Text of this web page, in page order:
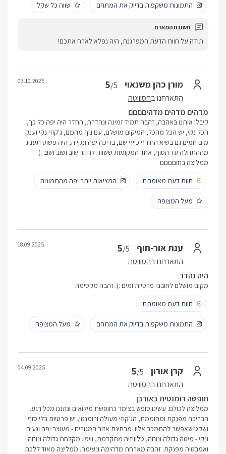
התמונות משקפות בדיוק את המתחם שווה כל שקל
תודה על חוות הדעת המפרגנת, היה נפלא לארח אתכם!
מורן כהן משנאוי 5/5
התארחנו בהסוויטה
03.10.2025
מדהים מדהים מדהיםםםם
קיבלו אותנו באהבה, זהבה תמיד זמינה ונהדרת, החדר היה יפה כל כך,
הכל נקי, יש הכל מהכל, המיקום מושלם, עם נוף מהמם, ג'קוזי נקי וענק
מים חמים גם בשיא החורף כייף שם, בריכה יפה ונקייה, היה פשוט תענוג
מההתחלה עד הסוף, אחד המקומות ששווה לחזור שוב ושוב ושוב :)
ממליצה בחוםםםם
חוות דעת מאומתת
המציאות יותר יפה מהתמונות
מעל המצופה
ענת אור-חוף 5/5
התארחנו בהסוויטה
18.09.2025
היה נהדר
מקום מושלם לחובבי פרטיות ומים :). זהבה מקסימה
חוות דעת מאומתת
התמונות משקפות בדיוק את המתחם מעל המצופה
קרן אורון 5/5
התארחנו בהסוויטה
04.09.2025
חופשה רומנטית באורבן
ממליצה לכולם. עשינו סופש בצימר כחופשת מילואים ונהננו מכל רגע.
הבריכה מפנקת ומחוממת, הג׳קוזי מעולה ורומנטי, יש פרטיות בלי סוף
ושקט שאפשר להתמכר אליו. מבחינת אזור המגורים - מעוצב יפה ונעים
ונקי - מיטה גדולה ונוחה, טלוויזיה מתקדמת, וויפי. מקלחת גדולה ונוחה
ואמבטיה מפנקת. זהבה מארחת מדהימה ונעימה. ממליצה מאוד ללכת